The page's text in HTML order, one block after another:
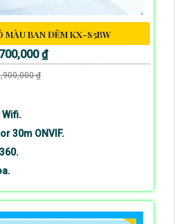
MÀU BAN ĐÊM KX-S5BW
₫
₫
Wifi.
30m ONVIF.